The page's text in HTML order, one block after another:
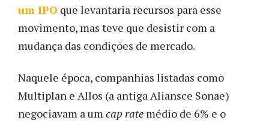
um IPO que levantaria recursos para esse
movimento, mas teve que desistir com a
mudança das condições de mercado.
Naquele época, companhias listadas como
Multiplan e Allos (a antiga Aliansce Sonae)
negociavam a um cap rate médio de 6% e o